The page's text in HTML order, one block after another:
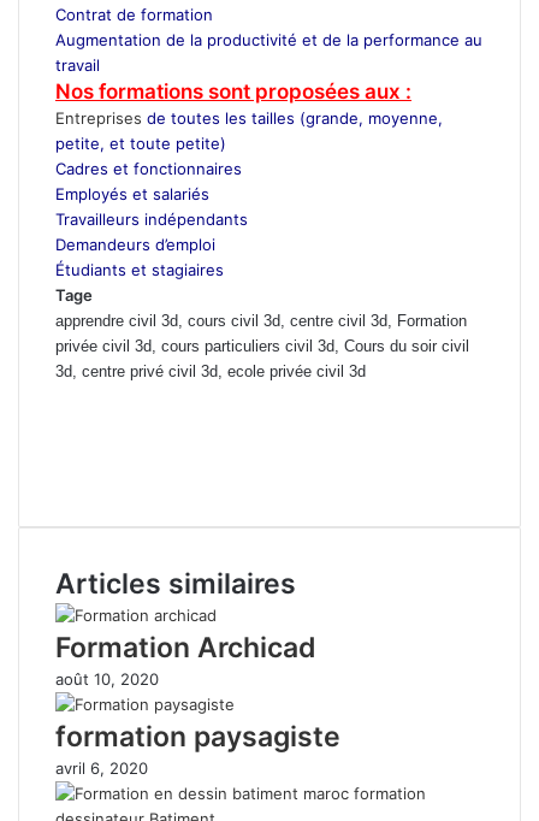
Contrat de formation
Augmentation de la productivité et de la performance au
travail
Nos formations sont proposées aux :
Entreprises de toutes les tailles (grande, moyenne,
petite, et toute petite)
Cadres et fonctionnaires
Employés et salariés
Travailleurs indépendants
Demandeurs d’emploi
Étudiants et stagiaires
Tage
apprendre civil 3d, cours civil 3d, centre civil 3d, Formation
privée civil 3d, cours particuliers civil 3d, Cours du soir civil
3d, centre privé civil 3d, ecole privée civil 3d
Articles similaires
Formation Archicad
août 10, 2020
formation paysagiste
avril 6, 2020